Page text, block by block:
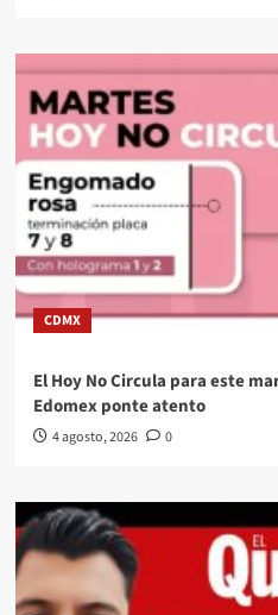
CDMX
El Hoy No Circula para este
Edomex ponte atento
4 agosto, 2026 0